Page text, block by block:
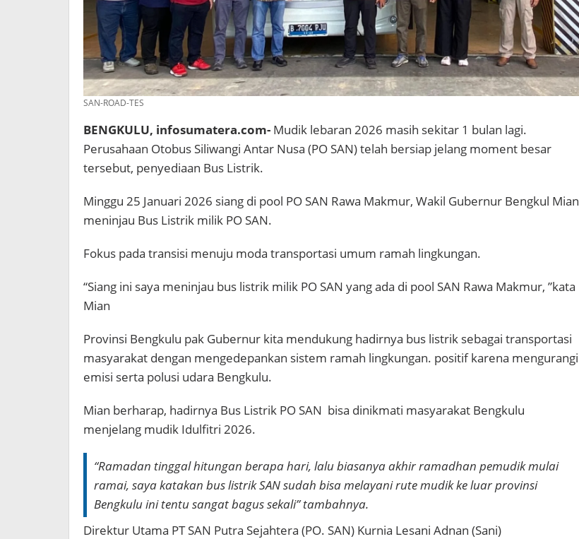
SAN-ROAD-TES
BENGKULU, infosumatera.com- Mudik lebaran 2026 masih sekitar 1 bulan lagi.
Perusahaan Otobus Siliwangi Antar Nusa (PO SAN) telah bersiap jelang moment besar
tersebut, penyediaan Bus Listrik.
Minggu 25 Januari 2026 siang di pool PO SAN Rawa Makmur, Wakil Gubernur Bengkul Mian
meninjau Bus Listrik milik PO SAN.
Fokus pada transisi menuju moda transportasi umum ramah lingkungan.
“Siang ini saya meninjau bus listrik milik PO SAN yang ada di pool SAN Rawa Makmur, ”kata
Mian
Provinsi Bengkulu pak Gubernur kita mendukung hadirnya bus listrik sebagai transportasi
masyarakat dengan mengedepankan sistem ramah lingkungan. positif karena mengurangi
emisi serta polusi udara Bengkulu.
Mian berharap, hadirnya Bus Listrik PO SAN bisa dinikmati masyarakat Bengkulu
menjelang mudik Idulfitri 2026.
“Ramadan tinggal hitungan berapa hari, lalu biasanya akhir ramadhan pemudik mulai
ramai, saya katakan bus listrik SAN sudah bisa melayani rute mudik ke luar provinsi
Bengkulu ini tentu sangat bagus sekali” tambahnya.
Direktur Utama PT SAN Putra Sejahtera (PO. SAN) Kurnia Lesani Adnan (Sani)